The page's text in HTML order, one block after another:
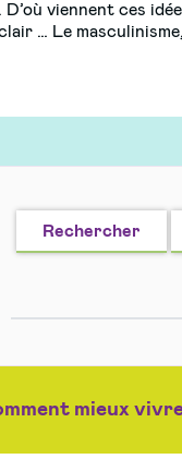
viennent ces
… Le
Rechercher
mieux